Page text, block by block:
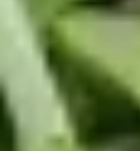
Ganz einfach: Bequem
unserer Produkte
Klicks landen deine
deinem Warenkorb. Wir
Qualität, sondern auch
Bestellprozess.